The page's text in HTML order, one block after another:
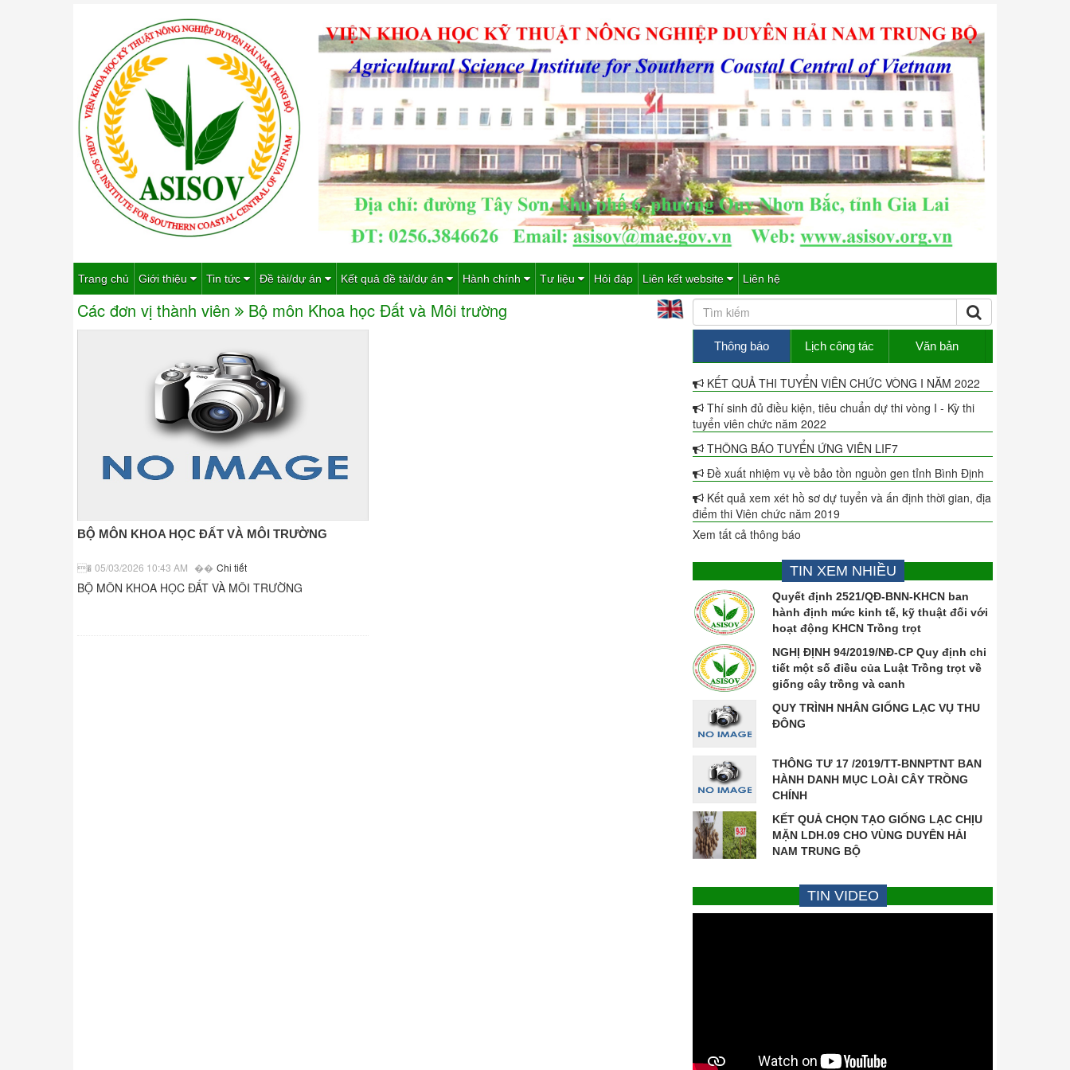
Trang chủ Giới thiệu Tin tức Đề tài/dự án Kết quả đề tài/dự án Hành chính Tư liệu Hỏi đáp Liên kết website Liên hệ
Các đơn vị thành viên Bộ môn Khoa học Đất và Môi trường
BỘ MÔN KHOA HỌC ĐẤT VÀ MÔI TRƯỜNG
05/03/2026 10:43 AM Chi tiết
BỘ MÔN KHOA HỌC ĐẤT VÀ MÔI TRƯỜNG
Thông báo Lịch công tác Văn bản
KẾT QUẢ THI TUYỂN VIÊN CHỨC VÒNG I NĂM 2022
Thí sinh đủ điều kiện, tiêu chuẩn dự thi vòng I - Kỳ thi
tuyển viên chức năm 2022
THÔNG BÁO TUYỂN ỨNG VIÊN LIF7
Đề xuất nhiệm vụ về bảo tồn nguồn gen tỉnh Bình Định
Kết quả xem xét hồ sơ dự tuyển và ấn định thời gian, địa
điểm thi Viên chức năm 2019
Xem tất cả thông báo
TIN XEM NHIỀU
Quyết định 2521/QĐ-BNN-KHCN ban
hành định mức kinh tế, kỹ thuật đối với
hoạt động KHCN Trồng trọt
NGHỊ ĐỊNH 94/2019/NĐ-CP Quy định chi
tiết một số điều của Luật Trồng trọt về
giống cây trồng và canh
QUY TRÌNH NHÂN GIỐNG LẠC VỤ THU
ĐÔNG
THÔNG TƯ 17 /2019/TT-BNNPTNT BAN
HÀNH DANH MỤC LOÀI CÂY TRỒNG
CHÍNH
KẾT QUẢ CHỌN TẠO GIỐNG LẠC CHỊU
MẶN LDH.09 CHO VÙNG DUYÊN HẢI
NAM TRUNG BỘ
TIN VIDEO